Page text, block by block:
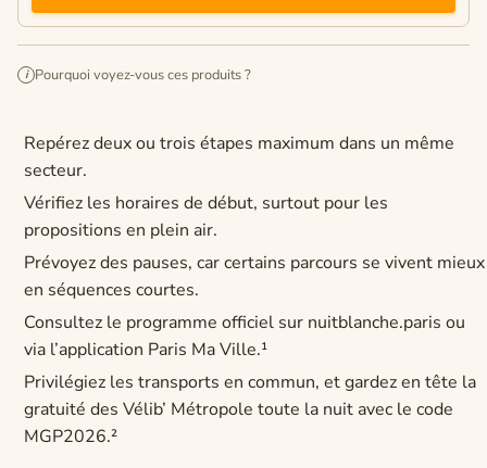
i Pourquoi voyez-vous ces produits ?
Repérez deux ou trois étapes maximum dans un même
secteur.
Vérifiez les horaires de début, surtout pour les
propositions en plein air.
Prévoyez des pauses, car certains parcours se vivent mieux
en séquences courtes.
Consultez le programme officiel sur nuitblanche.paris ou
via l’application Paris Ma Ville.¹
Privilégiez les transports en commun, et gardez en tête la
gratuité des Vélib’ Métropole toute la nuit avec le code
MGP2026.²